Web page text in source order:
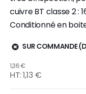
cuivre BT classe 2 :
Conditionné en
SUR COMMANDE
1,36 €
1,13 €